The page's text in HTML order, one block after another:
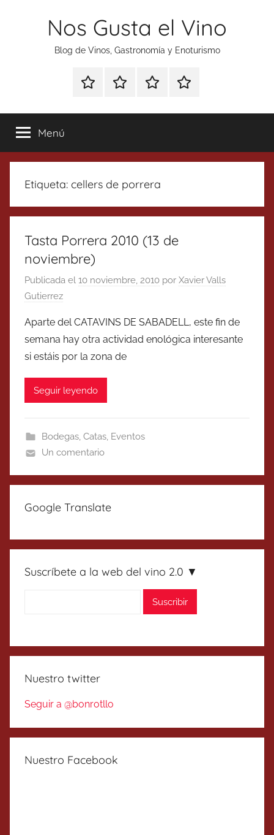
Nos Gusta el Vino
Blog de Vinos, Gastronomía y Enoturismo
Especial
Tonics
Enoturismo
Gastronomía
RankingContacto
Menú
Etiqueta: cellers de porrera
Tasta Porrera 2010 (13 de
noviembre)
Publicada el 10 noviembre, 2010 por Xavier Valls
Gutierrez
Aparte del CATAVINS DE SABADELL, este fin de
semana hay otra actividad enológica interesante
si estáis por la zona de
Seguir leyendo
Bodegas, Catas, Eventos
Un comentario
Google Translate
Suscríbete a la web del vino 2.0 ▼
Nuestro twitter
Seguir a @bonrotllo
Nuestro Facebook